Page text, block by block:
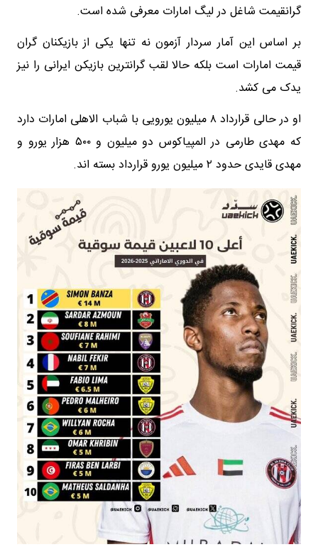
گرانقیمت شاغل در لیگ امارات معرفی شده است.
بر اساس این آمار سردار آزمون نه تنها یکی از بازیکنان گران
قیمت امارات است بلکه حالا لقب گرانترین بازیکن ایرانی را نیز
یدک می کشد.
او در حالی قرارداد ۸ میلیون یورویی با شباب الاهلی امارات دارد
که مهدی طارمی در المپیاکوس دو میلیون و ۵۰۰ هزار یورو و
مهدی قایدی حدود ۲ میلیون یورو قرارداد بسته اند‌.